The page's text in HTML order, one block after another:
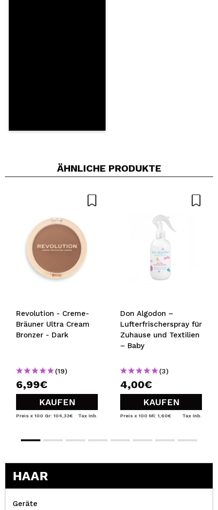
ÄHNLICHE PRODUKTE
Revolution - Creme-
Bräuner Ultra Cream
Bronzer - Dark
(19)
6,99€
KAUFEN
Preis x 100 Gr: 104,33€ Tax Inb.
Don Algodon –
Lufterfrischerspray für
Zuhause und Textilien
– Baby
(3)
4,00€
KAUFEN
Preis x 100 Ml: 1,60€ Tax Inb.
HAAR
Geräte